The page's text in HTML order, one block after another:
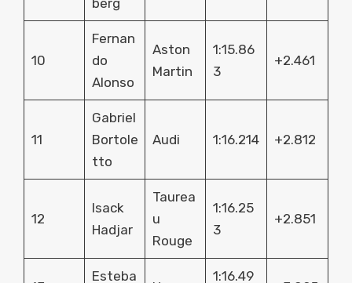
berg
10
Fernan
do
Alonso
Aston
Martin
1:15.86
3
+2.461
11
Gabriel
Bortole
tto
Audi 1:16.214 +2.812
12
Isack
Hadjar
Taurea
u
Rouge
1:16.25
3
+2.851
Esteba 1:16.49